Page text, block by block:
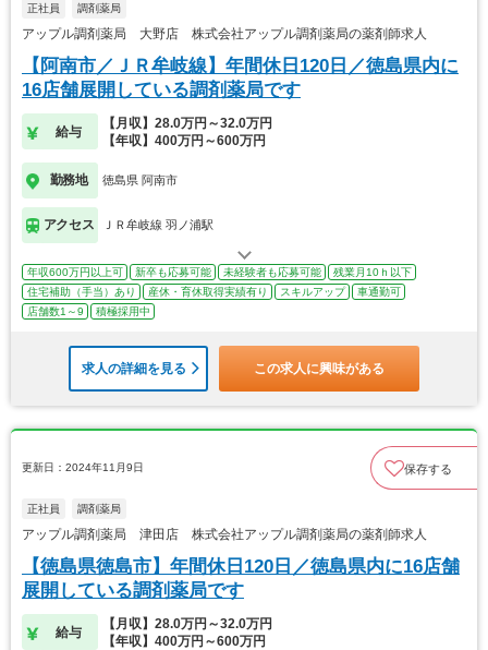
正社員 調剤薬局
アップル調剤薬局 大野店 株式会社アップル調剤薬局の薬剤師求人
【阿南市／ＪＲ牟岐線】年間休日120日／徳島県内に
16店舗展開している調剤薬局です
給与
【月収】28.0万円～32.0万円
【年収】400万円～600万円
勤務地 徳島県 阿南市
アクセス ＪＲ牟岐線 羽ノ浦駅
年収600万円以上可 新卒も応募可能 未経験者も応募可能
残業月10ｈ以下
住宅補助（手当）あり
産休・育休取得実績有り スキルアップ
車通勤可
店舗数1～9
積極採用中
求人の詳細を見る この求人に興味がある
更新日：2024年11月9日 保存する
正社員 調剤薬局
アップル調剤薬局 津田店 株式会社アップル調剤薬局の薬剤師求人
【徳島県徳島市】年間休日120日／徳島県内に16店舗
展開している調剤薬局です
給与
【月収】28.0万円～32.0万円
【年収】400万円～600万円